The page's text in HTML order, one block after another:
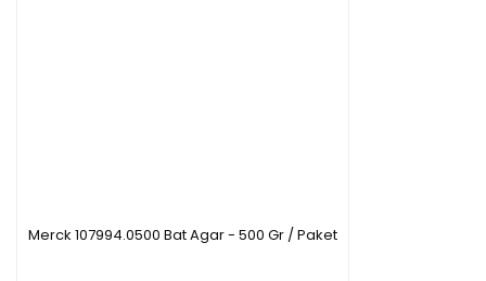
Merck 107994.0500 Bat Agar - 500 Gr / Paket